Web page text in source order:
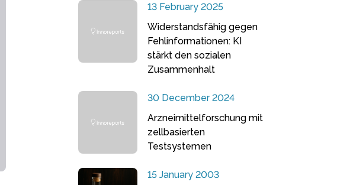
13 February 2025
Widerstandsfähig gegen
Fehlinformationen: KI
stärkt den sozialen
Zusammenhalt
30 December 2024
Arzneimittelforschung mit
zellbasierten
Testsystemen
15 January 2003